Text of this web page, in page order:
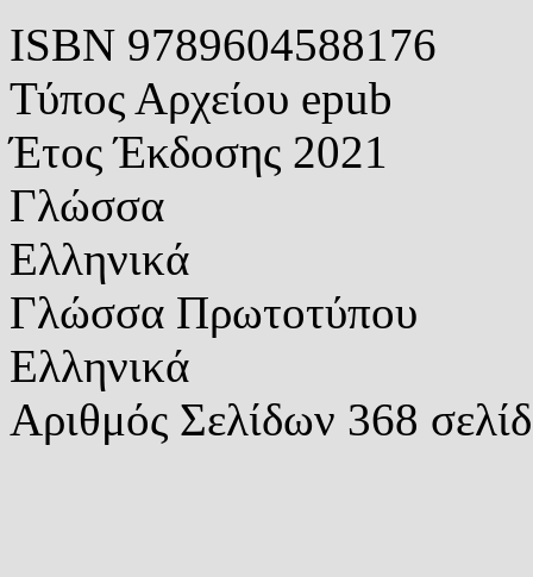
ISBN 9789604588176
Τύπος Αρχείου epub
Έτος Έκδοσης 2021
Γλώσσα
Ελληνικά
Γλώσσα Πρωτοτύπου
Ελληνικά
Αριθμός Σελίδων 368